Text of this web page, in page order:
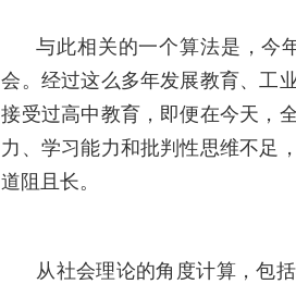
与此相关的一个算法是，今
会。经过这么多年发展教育、工
接受过高中教育，即便在今天，
力、学习能力和批判性思维不足
道阻且长。
从社会理论的角度计算，包